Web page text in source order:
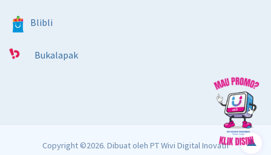
Blibli
Bukalapak
Copyright ©2026. Dibuat oleh PT Wivi Digital Inovatif